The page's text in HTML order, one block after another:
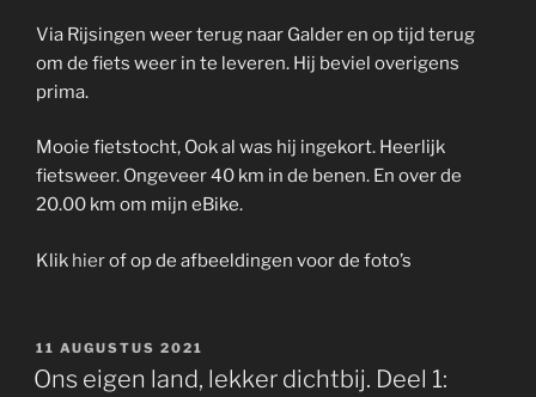
Via Rijsingen weer terug naar Galder en op tijd terug
om de fiets weer in te leveren. Hij beviel overigens
prima.
Mooie fietstocht, Ook al was hij ingekort. Heerlijk
fietsweer. Ongeveer 40 km in de benen. En over de
20.00 km om mijn eBike.
Klik hierof op de afbeeldingen voor de foto’s
GEPLAATST
OP
11 AUGUSTUS 2021
Ons eigen land, lekker dichtbij. Deel 1: